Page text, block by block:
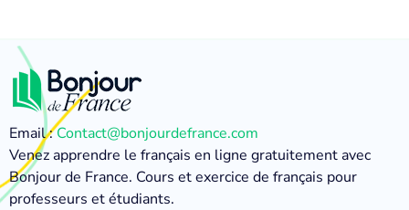
Email :Contact@bonjourdefrance.com
Venez apprendre le français en ligne gratuitement avec
Bonjour de France. Cours et exercice de français pour
professeurs et étudiants.